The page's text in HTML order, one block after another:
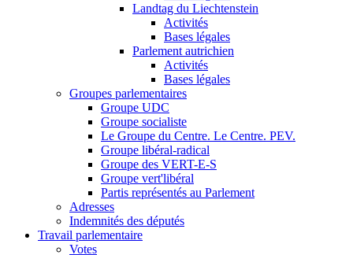
Landtag du Liechtenstein
Activités
Bases légales
Parlement autrichien
Activités
Bases légales
Groupes parlementaires
Groupe UDC
Groupe socialiste
Le Groupe du Centre. Le Centre. PEV.
Groupe libéral-radical
Groupe des VERT-E-S
Groupe vert'libéral
Partis représentés au Parlement
Adresses
Indemnités des députés
Travail parlementaire
Votes